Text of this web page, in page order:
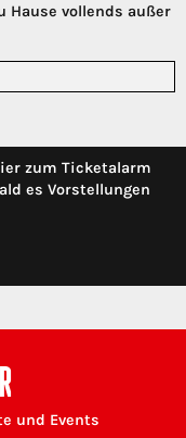
Hause vollends außer
zum Ticketalarm
es Vorstellungen
und Events